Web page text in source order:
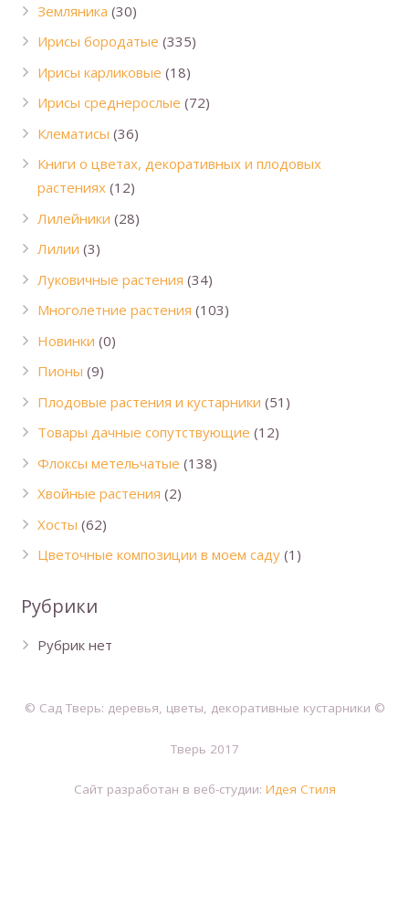
Земляника (30)
Ирисы бородатые (335)
Ирисы карликовые (18)
Ирисы среднерослые (72)
Клематисы (36)
Книги о цветах, декоративных и плодовых
растениях (12)
Лилейники (28)
Лилии (3)
Луковичные растения (34)
Многолетние растения (103)
Новинки (0)
Пионы (9)
Плодовые растения и кустарники (51)
Товары дачные сопутствующие (12)
Флоксы метельчатые (138)
Хвойные растения (2)
Хосты (62)
Цветочные композиции в моем саду (1)
Рубрики
Рубрик нет
© Сад Тверь: деревья, цветы, декоративные кустарники ©
Тверь 2017
Сайт разработан в веб-студии: Идея Стиля